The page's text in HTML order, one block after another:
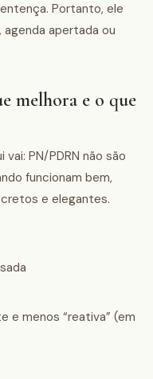
Portanto, ele
agenda apertada ou
melhora e o que
PN/PDRN não são
funcionam bem,
e elegantes.
e menos “reativa” (em